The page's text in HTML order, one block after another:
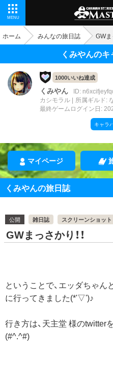
MENU
ホーム みんなの旅日誌 GWま
くみやんの
1000いいね達成
くみやん
ID:
カシモラル
所属ギルド:
最終ゲームログイン日:
キャラ
マイページ
くみやんの旅日誌
公開
雑日誌 スクリーンショット
GWまっさかり！！
ということで、エッダちゃ
に行ってきました(*'▽')♪
行き方は、天主堂 様のtwitter
(#^.^#)